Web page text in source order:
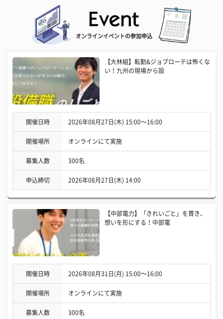
オンラインイベントの参加申込
【大林組】転勤&ジョブローテは怖くな
い！九州の現場から設
開催日時 2026年08月27日(木) 15:00〜16:00
開催場所 オンラインにて実施
募集人数 300名
申込締切 2026年08月27日(木) 14:00
【中部電力】「きれいごと」を貫き、
想いを形にする！中部電
開催日時 2026年08月31日(月) 15:00〜16:00
開催場所 オンラインにて実施
募集人数 300名